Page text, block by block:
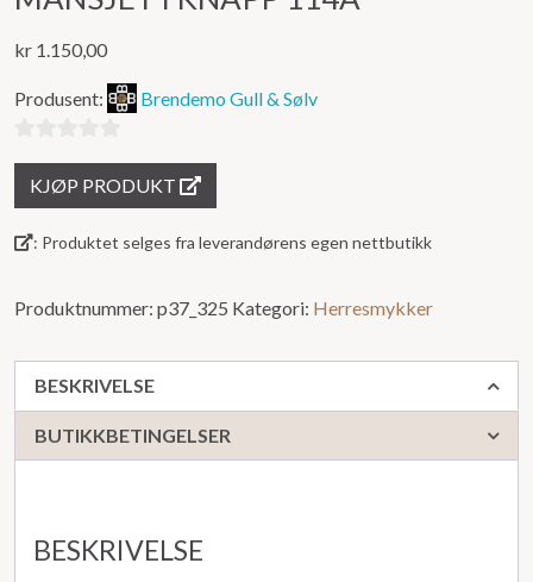
kr 1.150,00
Produsent: Brendemo Gull & Sølv
5
KJØP PRODUKT
: Produktet selges fra leverandørens egen nettbutikk
Produktnummer: p37_325 Kategori: Herresmykker
BESKRIVELSE
BUTIKKBETINGELSER
BESKRIVELSE